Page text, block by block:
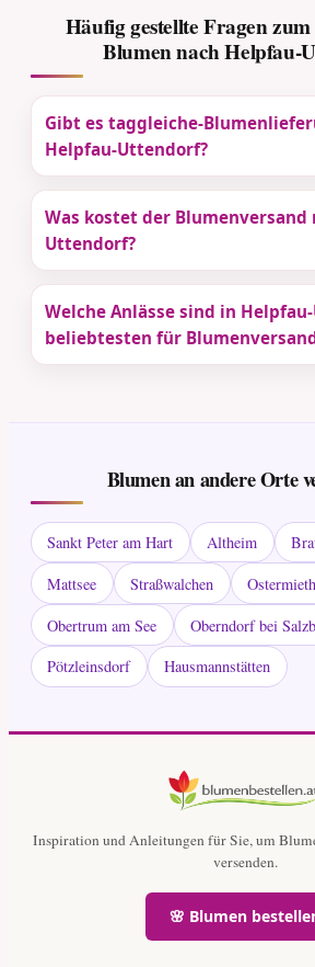
Häufig gestellte Fragen
Blumen nach Helpfau-
Gibt es taggleiche-
Helpfau-Uttendorf?
Was kostet der Blumenversand
Uttendorf?
Welche Anlässe sind in
beliebtesten für
Blumen an andere Orte
Sankt Peter am Hart Altheim
Mattsee
Straßwalchen
Obertrum am See
Oberndorf bei
Pötzleinsdorf
Hausmannstätten
Inspiration und Anleitungen für Sie, um
versenden.
🌸 Blumen